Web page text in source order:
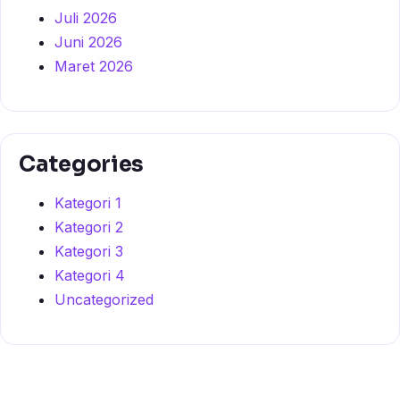
Juli 2026
Juni 2026
Maret 2026
Categories
Kategori 1
Kategori 2
Kategori 3
Kategori 4
Uncategorized